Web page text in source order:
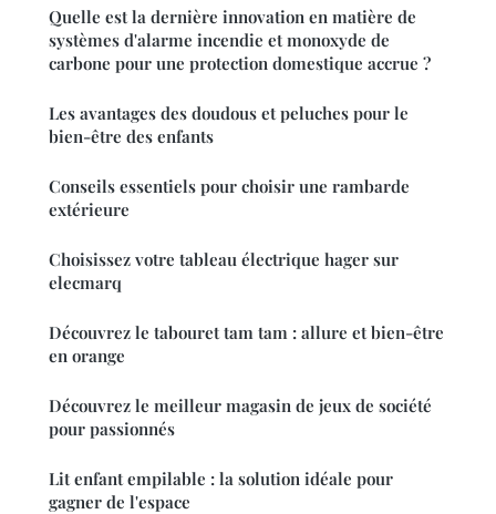
Quelle est la dernière innovation en matière de
systèmes d'alarme incendie et monoxyde de
carbone pour une protection domestique accrue ?
Les avantages des doudous et peluches pour le
bien-être des enfants
Conseils essentiels pour choisir une rambarde
extérieure
Choisissez votre tableau électrique hager sur
elecmarq
Découvrez le tabouret tam tam : allure et bien-être
en orange
Découvrez le meilleur magasin de jeux de société
pour passionnés
Lit enfant empilable : la solution idéale pour
gagner de l'espace